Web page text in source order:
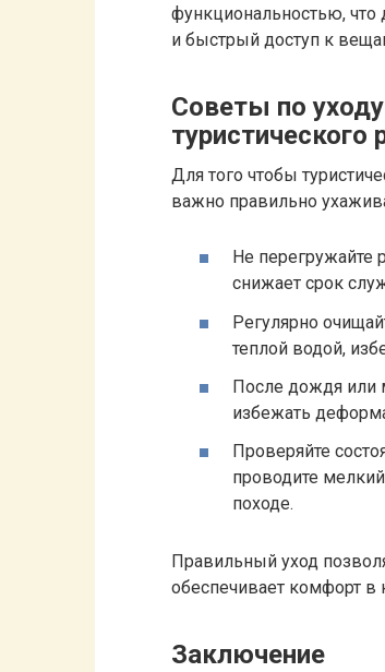
функциональностью, что
и быстрый доступ к
Советы по
туристического
Для того чтобы
важно правильно
Не перегружайте
снижает срок
Регулярно
теплой водой,
После дождя или
избежать
Проверяйте
проводите
походе.
Правильный уход
обеспечивает комфорт
Заключение